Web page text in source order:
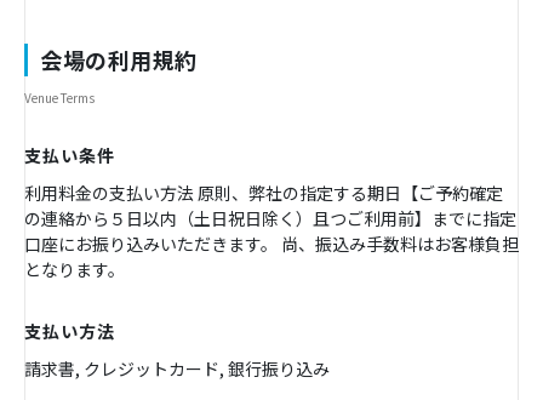
会場の利用規約
Venue Terms
支払い条件
利用料金の支払い方法 原則、弊社の指定する期日【ご予約確定
の連絡から５日以内（土日祝日除く）且つご利用前】までに指定
口座にお振り込みいただきます。 尚、振込み手数料はお客様負担
となります。
支払い方法
請求書, クレジットカード, 銀行振り込み